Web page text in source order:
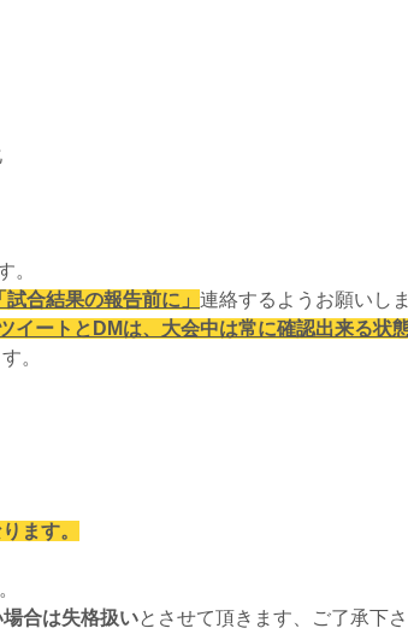
。
試合結果の報告前に」 連絡するようお願いしま
イートとDMは、大会中は常に確認出来る状
。
ます。
合は失格扱いとさせて頂きます、ご了承下さ